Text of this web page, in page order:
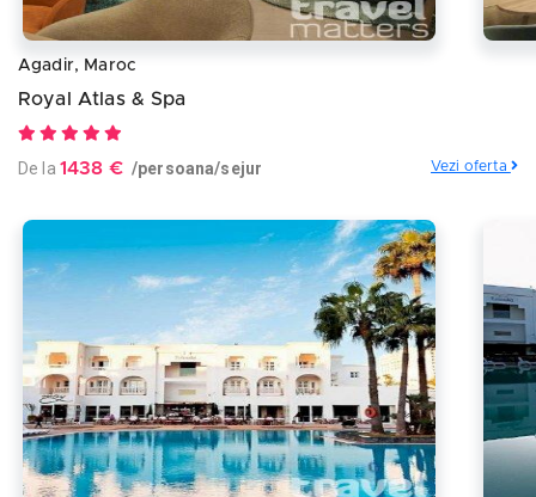
Agadir, Maroc
Royal Atlas & Spa
De la 1438 € /persoana/sejur Vezi oferta